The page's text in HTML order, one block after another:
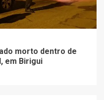
morto dentro de
em Birigui